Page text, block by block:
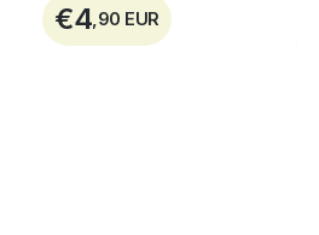
€4 ,90 EUR